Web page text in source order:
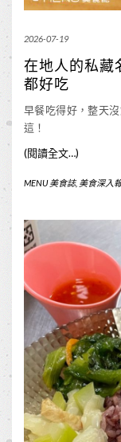
2026-07-19
在地人的私藏
都好吃
早餐吃得好，整天
這！
(閱讀全文…)
MENU 美食誌, 美食深入